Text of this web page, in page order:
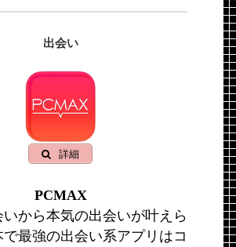
出会い
詳細
PCMAX
から本気の出会いが叶えら
最強の出会い系アプリはコ